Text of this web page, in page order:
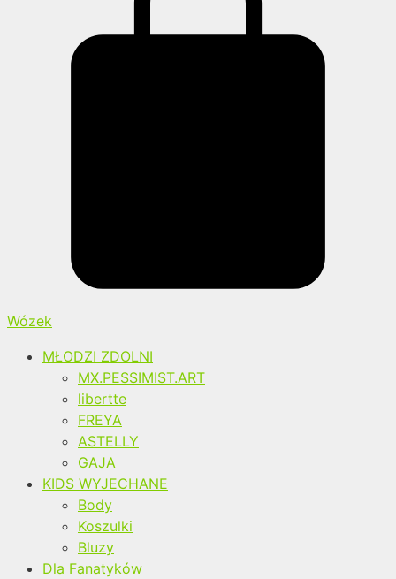
Wózek
MŁODZI ZDOLNI
MX.PESSIMIST.ART
libertte
FREYA
ASTELLY
GAJA
KIDS WYJECHANE
Body
Koszulki
Bluzy
Dla Fanatyków